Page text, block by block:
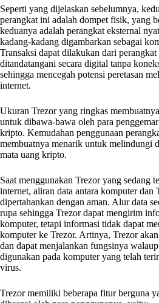
Seperti yang dijelaskan sebelumnya,
perangkat ini adalah dompet fisik, yang
keduanya adalah perangkat eksternal
kadang-kadang digambarkan sebagai
Transaksi dapat dilakukan dari
ditandatangani secara digital tanpa
sehingga mencegah potensi peretasan
internet.
Ukuran Trezor yang ringkas
untuk dibawa-bawa oleh para
kripto. Kemudahan penggunaan
membuatnya menarik untuk melindungi
mata uang kripto.
Saat menggunakan Trezor yang sedang
internet, aliran data antara komputer dan
dipertahankan dengan aman. Alur data
rupa sehingga Trezor dapat mengirim
komputer, tetapi informasi tidak dapat
komputer ke Trezor. Artinya, Trezor
dan dapat menjalankan fungsinya
digunakan pada komputer yang telah
virus.
Trezor memiliki beberapa fitur berguna